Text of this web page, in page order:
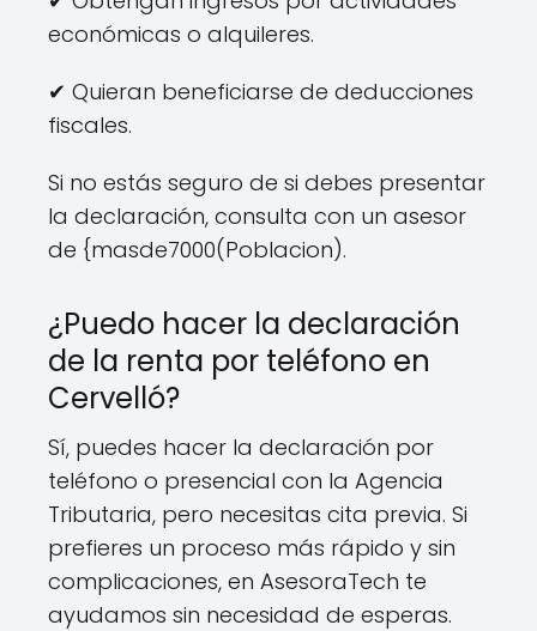
económicas o alquileres.
✔ Quieran beneficiarse de deducciones
fiscales.
Si no estás seguro de si debes presentar
la declaración, consulta con un asesor
de {masde7000(Poblacion).
¿Puedo hacer la declaración
de la renta por teléfono en
Cervelló?
Sí, puedes hacer la declaración por
teléfono o presencial con la Agencia
Tributaria, pero necesitas cita previa. Si
prefieres un proceso más rápido y sin
complicaciones, en AsesoraTech te
ayudamos sin necesidad de esperas.